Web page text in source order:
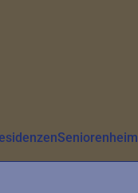
Seniorenheim